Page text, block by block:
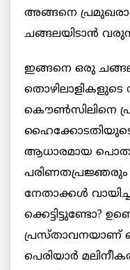
അങ്ങനെ
ചങ്ങലയിടാന്‍
ഇങ്ങനെ ഒരു
തൊഴിലാളികളുടെ
കൌണ്‍സിലിനെ
ഹൈക്കോടതിയുടെ
ആധാരമായ
പരിണതപ്രജ്ഞരും
നേതാക്കള്‍
ക്കെട്ടിട്ടുണ്ടോ?
പ്രസ്താവനയാണ്
പെരിയാര്‍